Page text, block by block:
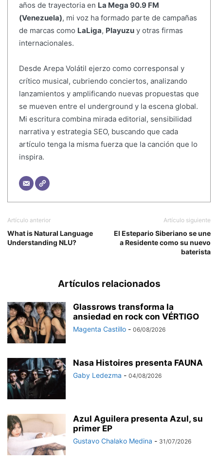
años de trayectoria en La Mega 90.9 FM
(Venezuela), mi voz ha formado parte de campañas
de marcas como LaLiga, Playuzuy otras firmas
internacionales.
Desde Arepa Volátil ejerzo como corresponsal y
crítico musical, cubriendo conciertos, analizando
lanzamientos y amplificando nuevas propuestas que
se mueven entre el underground y la escena global.
Mi escritura combina mirada editorial, sensibilidad
narrativa y estrategia SEO, buscando que cada
artículo tenga la misma fuerza que la canción que lo
inspira.
Artículo anterior
What is Natural Language
Understanding NLU?
Artículo siguiente
El Estepario Siberiano se une
a Residente como su nuevo
baterista
Artículos relacionados
Glassrows transforma la
ansiedad en rock con VÉRTIGO
Magenta Castillo - 06/08/2026
Nasa Histoires presenta FAUNA
Gaby Ledezma - 04/08/2026
Azul Aguilera presenta Azul, su
primer EP
Gustavo Chalako Medina - 31/07/2026